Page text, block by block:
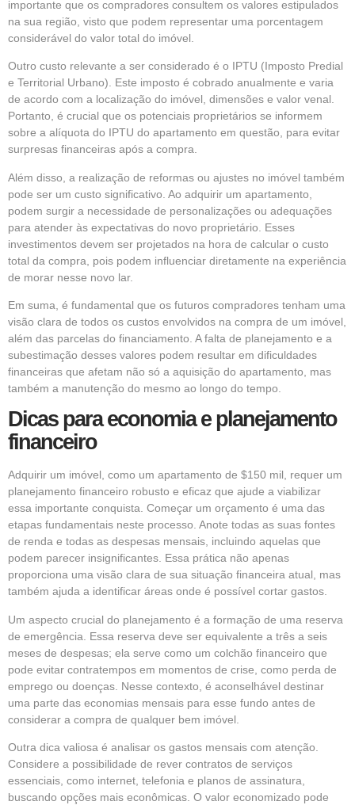
importante que os compradores consultem os valores estipulados
na sua região, visto que podem representar uma porcentagem
considerável do valor total do imóvel.
Outro custo relevante a ser considerado é o IPTU (Imposto Predial
e Territorial Urbano). Este imposto é cobrado anualmente e varia
de acordo com a localização do imóvel, dimensões e valor venal.
Portanto, é crucial que os potenciais proprietários se informem
sobre a alíquota do IPTU do apartamento em questão, para evitar
surpresas financeiras após a compra.
Além disso, a realização de reformas ou ajustes no imóvel também
pode ser um custo significativo. Ao adquirir um apartamento,
podem surgir a necessidade de personalizações ou adequações
para atender às expectativas do novo proprietário. Esses
investimentos devem ser projetados na hora de calcular o custo
total da compra, pois podem influenciar diretamente na experiência
de morar nesse novo lar.
Em suma, é fundamental que os futuros compradores tenham uma
visão clara de todos os custos envolvidos na compra de um imóvel,
além das parcelas do financiamento. A falta de planejamento e a
subestimação desses valores podem resultar em dificuldades
financeiras que afetam não só a aquisição do apartamento, mas
também a manutenção do mesmo ao longo do tempo.
Dicas para economia e planejamento
financeiro
Adquirir um imóvel, como um apartamento de $150 mil, requer um
planejamento financeiro robusto e eficaz que ajude a viabilizar
essa importante conquista. Começar um orçamento é uma das
etapas fundamentais neste processo. Anote todas as suas fontes
de renda e todas as despesas mensais, incluindo aquelas que
podem parecer insignificantes. Essa prática não apenas
proporciona uma visão clara de sua situação financeira atual, mas
também ajuda a identificar áreas onde é possível cortar gastos.
Um aspecto crucial do planejamento é a formação de uma reserva
de emergência. Essa reserva deve ser equivalente a três a seis
meses de despesas; ela serve como um colchão financeiro que
pode evitar contratempos em momentos de crise, como perda de
emprego ou doenças. Nesse contexto, é aconselhável destinar
uma parte das economias mensais para esse fundo antes de
considerar a compra de qualquer bem imóvel.
Outra dica valiosa é analisar os gastos mensais com atenção.
Considere a possibilidade de rever contratos de serviços
essenciais, como internet, telefonia e planos de assinatura,
buscando opções mais econômicas. O valor economizado pode